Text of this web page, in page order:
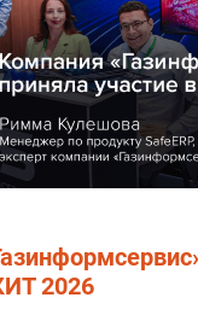
2026